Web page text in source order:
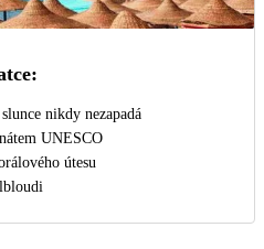
nikdy nezapadá
UNESCO
útesu